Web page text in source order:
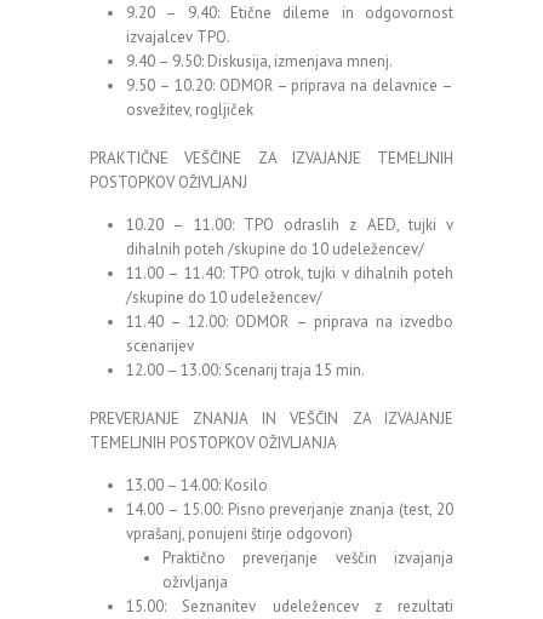
9.20 – 9.40: Etične dileme in odgovornost
izvajalcev TPO.
9.40 – 9.50: Diskusija, izmenjava mnenj.
9.50 – 10.20: ODMOR – priprava na delavnice –
osvežitev, rogljiček
PRAKTIČNE VEŠČINE ZA IZVAJANJE TEMELJNIH
POSTOPKOV OŽIVLJANJ
10.20 – 11.00: TPO odraslih z AED, tujki v
dihalnih poteh /skupine do 10 udeležencev/
11.00 – 11.40: TPO otrok, tujki v dihalnih poteh
/skupine do 10 udeležencev/
11.40 – 12.00: ODMOR – priprava na izvedbo
scenarijev
12.00 – 13.00: Scenarij traja 15 min.
PREVERJANJE ZNANJA IN VEŠČIN ZA IZVAJANJE
TEMELJNIH POSTOPKOV OŽIVLJANJA
13.00 – 14.00: Kosilo
14.00 – 15.00: Pisno preverjanje znanja (test, 20
vprašanj, ponujeni štirje odgovori)
Praktično preverjanje veščin izvajanja
oživljanja
15.00: Seznanitev udeležencev z rezultati